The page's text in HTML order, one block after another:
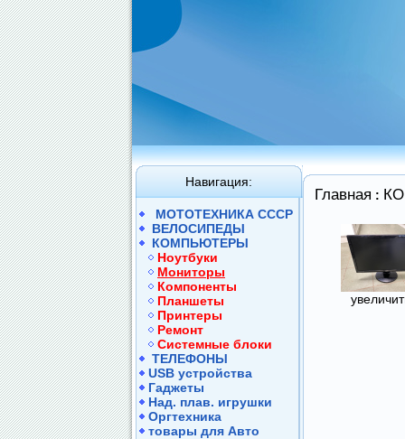
Навигация:
МОТОТЕХНИКА СССР
ВЕЛОСИПЕДЫ
КОМПЬЮТЕРЫ
Hоутбуки
Mониторы
Компоненты
Планшеты
Принтеры
Ремонт
Системные блоки
ТЕЛЕФОНЫ
USB устройства
Гаджеты
Над. плав. игрушки
Оргтехника
товары для Авто
Главная :